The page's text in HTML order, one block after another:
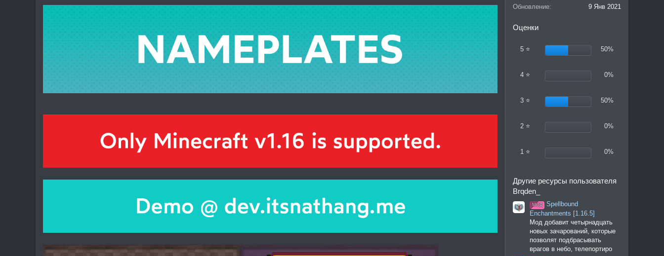
Обновление
9 Янв 2021
Оценки
5 ⭐ 50%
4 ⭐ 0%
3 ⭐ 50%
2 ⭐ 0%
1 ⭐ 0%
Другие ресурсы пользователя
Brqden_
МОД
Spellbound
Enchantments [1.16.5]
Мод добавит четырнадцать
новых зачарований, которые
позволят подбрасывать
врагов в небо, телепортиро